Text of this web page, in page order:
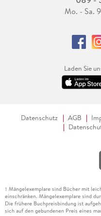
Mo. - Sa.
Laden Sie
Datenschutz AGB
1 Mängelexemplare sind Bücher mit
einschränken. Mängelexemplare sind
Die frühere Buchpreisbindung ist
sich auf den gebundenen Preis eines